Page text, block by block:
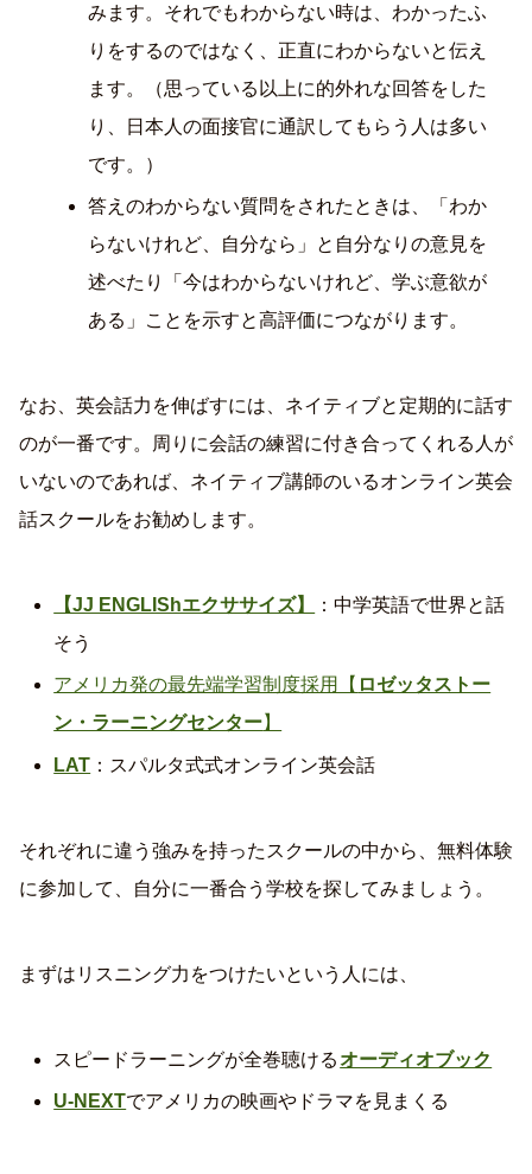
みます。それでもわからない時は、わかったふ
りをするのではなく、正直にわからないと伝え
ます。（思っている以上に的外れな回答をした
り、日本人の面接官に通訳してもらう人は多い
です。）
答えのわからない質問をされたときは、「わか
らないけれど、自分なら」と自分なりの意見を
述べたり「今はわからないけれど、学ぶ意欲が
ある」ことを示すと高評価につながります。
なお、英会話力を伸ばすには、ネイティブと定期的に話す
のが一番です。周りに会話の練習に付き合ってくれる人が
いないのであれば、ネイティブ講師のいるオンライン英会
話スクールをお勧めします。
【JJ ENGLIShエクササイズ】
：中学英語で世界と話
そう
アメリカ発の最先端学習制度採用【 ロゼッタストー
ン・ラーニングセンター】
LAT ：スパルタ式式オンライン英会話
それぞれに違う強みを持ったスクールの中から、無料体験
に参加して、自分に一番合う学校を探してみましょう。
まずはリスニング力をつけたいという人には、
スピードラーニングが全巻聴ける オーディオブック
U-NEXTでアメリカの映画やドラマを見まくる